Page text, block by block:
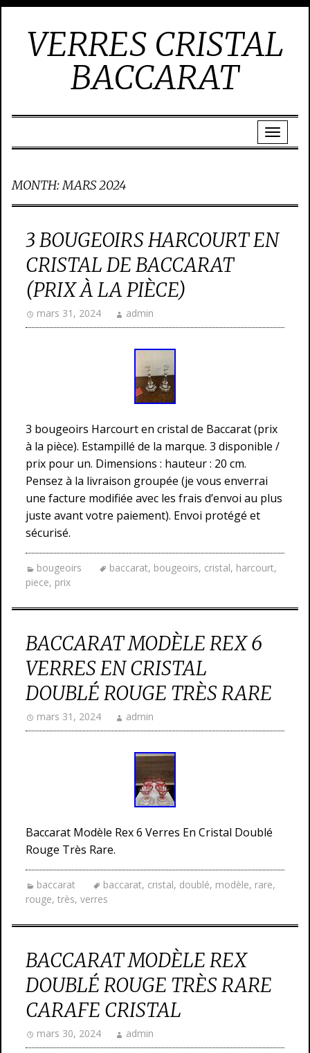
VERRES CRISTAL
BACCARAT
MONTH:MARS 2024
3 BOUGEOIRS HARCOURT EN
CRISTAL DE BACCARAT
(PRIX À LA PIÈCE)
mars 31, 2024 admin
3 bougeoirs Harcourt en cristal de Baccarat (prix
à la pièce). Estampillé de la marque. 3 disponible /
prix pour un. Dimensions : hauteur : 20 cm.
Pensez à la livraison groupée (je vous enverrai
une facture modifiée avec les frais d’envoi au plus
juste avant votre paiement). Envoi protégé et
sécurisé.
bougeoirs baccarat, bougeoirs, cristal, harcourt,
piece, prix
BACCARAT MODÈLE REX 6
VERRES EN CRISTAL
DOUBLÉ ROUGE TRÈS RARE
mars 31, 2024 admin
Baccarat Modèle Rex 6 Verres En Cristal Doublé
Rouge Très Rare.
baccarat baccarat, cristal, doublé, modèle, rare,
rouge, très, verres
BACCARAT MODÈLE REX
DOUBLÉ ROUGE TRÈS RARE
CARAFE CRISTAL
mars 30, 2024 admin